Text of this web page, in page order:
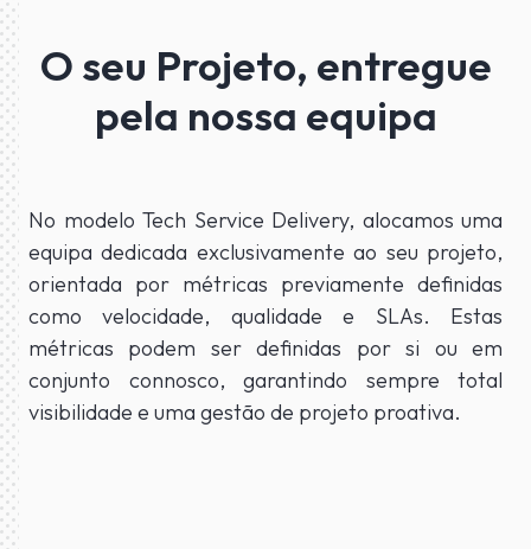
O seu Projeto, entregue
pela nossa equipa
No modelo Tech Service Delivery, alocamos uma
equipa dedicada exclusivamente ao seu projeto,
orientada por métricas previamente definidas
como velocidade, qualidade e SLAs. Estas
métricas podem ser definidas por si ou em
conjunto connosco, garantindo sempre total
visibilidade e uma gestão de projeto proativa.